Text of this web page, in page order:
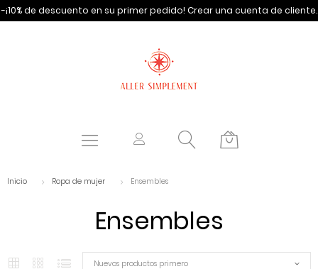
-¡10% de descuento en su primer pedido! Crear una cuenta de cliente.
Inicio Ropa de mujer Ensembles
Ensembles
Nuevos productos primero